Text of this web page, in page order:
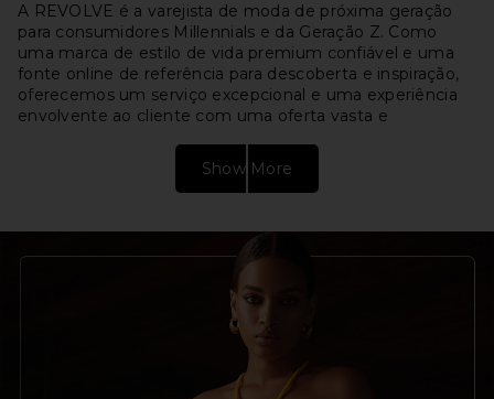
A REVOLVE é a varejista de moda de próxima geração
para consumidores Millennials e da Geração Z. Como
uma marca de estilo de vida premium confiável e uma
fonte online de referência para descoberta e inspiração,
oferecemos um serviço excepcional e uma experiência
envolvente ao cliente com uma oferta vasta e
vestuário e calçados, bem como produtos de beleza,
acessórios e produtos para casa.. Nossa plataforma
dinâmica conecta uma comunidade profundamente
emergentes, estabelecidas e próprias. Ao longo de mais
de 20 anos de investimento contínuo em tecnologia,
análise de dados e estratégias inovadoras de marketing e
merchandising, construímos uma plataforma e uma
marca poderosas que acreditamos estarem se
conectando com a próxima geração de consumidores e
redefinindo o varejo de moda para o século XXI..
Show More